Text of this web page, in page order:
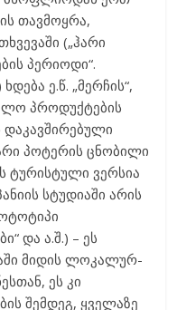
თავმოყრა,
(„ჰარი
პერიოდი“.
ე.წ. „მერჩის“,
პროდუქტების
დაკავშირებული
პოტერის ცნობილი
ტურისტული ვერსია
სტუდიაში არის
და ა.შ.) – ეს
მიდის ლოკალურ-
ეს კი
შემდეგ, ყველაზე